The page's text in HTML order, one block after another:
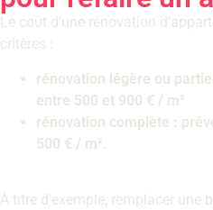
Le coût d’une rénovation
critères :
rénovation légère ou
entre 500 et 900 € / m²
rénovation complète :
500 € / m².
À titre d’exemple, remplacer une